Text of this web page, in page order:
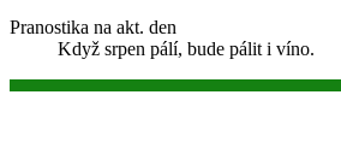
Pranostika na akt. den
Když srpen pálí, bude pálit i víno.